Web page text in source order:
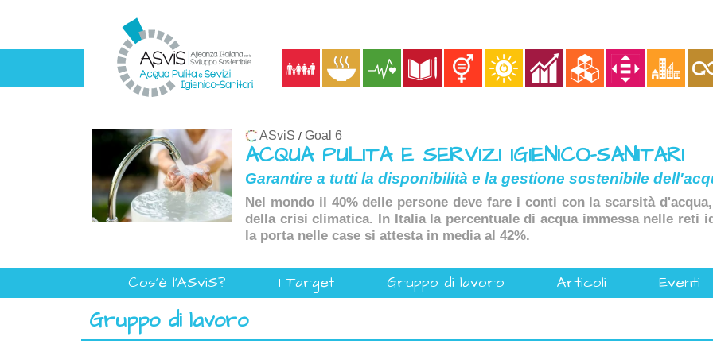
ASviS / Goal 6
ACQUA PULITA E SERVIZI IGIENICO-SANITARI
Garantire a tutti la disponibilità e la gestione sostenibile
Nel mondo il 40% delle persone deve fare i conti con la scarsità
della crisi climatica. In Italia la percentuale di acqua immessa nelle reti
la porta nelle case si attesta in media al 42%.
Cos'è l'ASviS? I Target Gruppo di lavoro Articoli Eventi
Gruppo di lavoro